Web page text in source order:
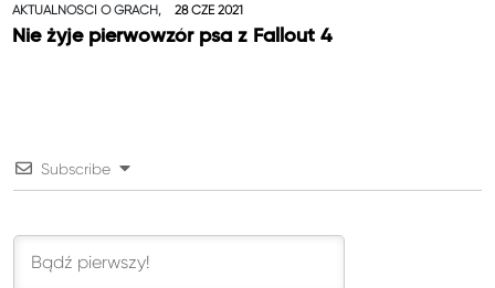
AKTUALNOŚCI O GRACH, 28 CZE 2021
Nie żyje pierwowzór psa z Fallout 4
Subscribe